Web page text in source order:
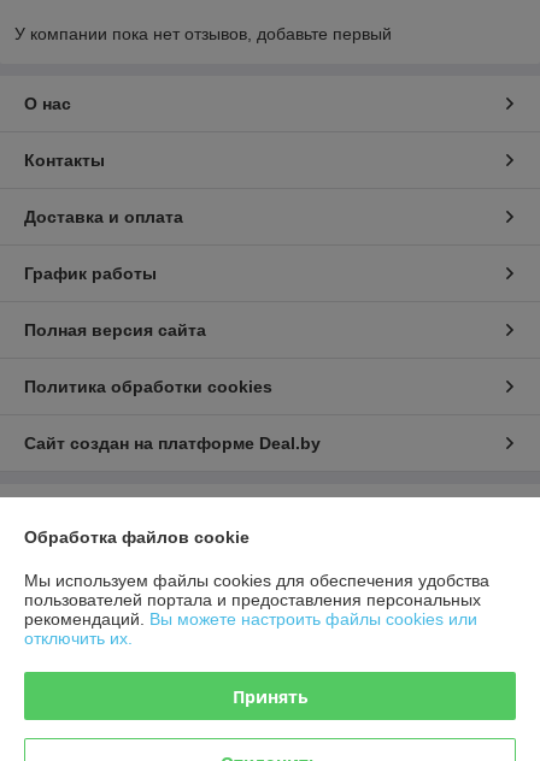
У компании пока нет отзывов, добавьте первый
О нас
Контакты
Доставка и оплата
График работы
Полная версия сайта
Политика обработки cookies
Сайт создан на платформе Deal.by
220036, г. Минск, пер. Загородный 3-й, дом 4В, комн. 302
Регистрационный номер ЕГР: 193513087
Регистрационный орган: Минский горисполком
Обработка файлов cookie
Мы используем файлы cookies для обеспечения удобства
пользователей портала и предоставления персональных
рекомендаций. Вы можете настроить файлы cookies или
отключить их.
Принять